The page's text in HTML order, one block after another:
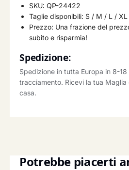
SKU: QP-24422
Taglie disponibili: S / M / L /
Prezzo: Una frazione del
subito e risparmia!
Spedizione:
Spedizione in tutta Europa in 8-
tracciamento. Ricevi la tua Maglia
casa.
Potrebbe piacerti